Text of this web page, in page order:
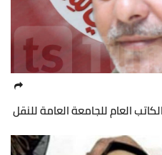
العام للجامعة العامة للنقل